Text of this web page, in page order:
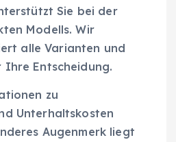
Sie bei der
Modells. Wir
alle Varianten und
Entscheidung.
zu
Unterhaltskosten
Augenmerk liegt